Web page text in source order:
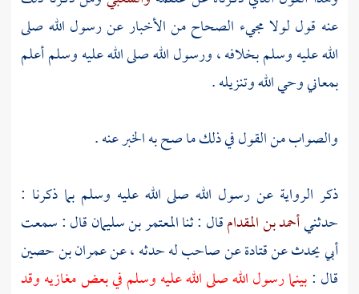
عنه قول لولا مجيء الصحاح من الأخبار عن رسول الله صلى
الله عليه وسلم بخلافه ، ورسول الله صلى الله عليه وسلم أعلم
بمعاني وحي الله وتنزيله .
والصواب من القول في ذلك ما صح به الخبر عنه .
ذكر الرواية عن رسول الله صلى الله عليه وسلم بما ذكرنا :
حدثنيأحمد بن المقدامقال : ثناالمعتمر بن سليمانقال : سمعت
أبي يحدث عنقتادةعن صاحب له حدثه ، عنعمران بن حصين
قال :بينما رسول الله صلى الله عليه وسلم في بعض مغازيه وقد